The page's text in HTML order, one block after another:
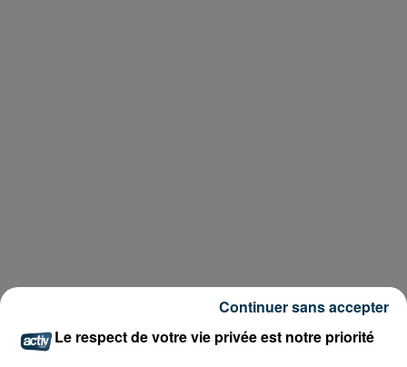
Le respect de votre vie privée est notre priorité
Continuer sans accepter